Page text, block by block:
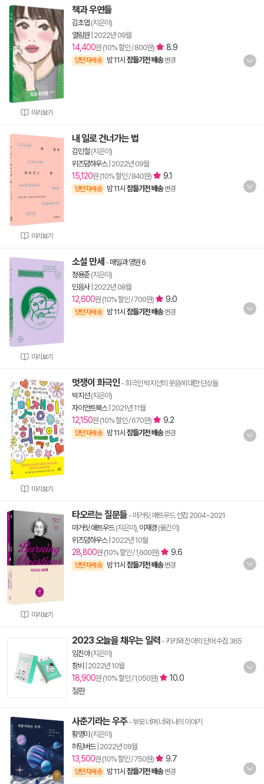
미리보기
책과 우연들
김초엽 (지은이)
열림원 2022년 09월
14,400원 (10% 할인 / 800원) 8.9
양탄자배송 밤 11시 잠들기전 배송 변경
미리보기
내 일로 건너가는 법
김민철 (지은이)
위즈덤하우스| 2022년 09월
15,120원 (10% 할인 / 840원) 9.1
양탄자배송 밤 11시 잠들기전 배송 변경
미리보기
소설 만세 - 매일과 영원 6
정용준(지은이)
민음사| 2022년 08월
12,600원 (10% 할인 / 700원) 9.0
양탄자배송 밤 11시 잠들기전 배송 변경
미리보기
멋쟁이 희극인- 희극인 박지선의 웃음에 대한 단상들
박지선(지은이)
자이언트북스| 2021년 11월
12,150원 (10% 할인 / 670원) 9.2
양탄자배송 밤 11시 잠들기전 배송 변경
미리보기
타오르는 질문들 - 마거릿 애트우드 선집 2004~2021
마거릿 애트우드(지은이), 이재경 (옮긴이)
위즈덤하우스| 2022년 10월
28,800원 (10% 할인 / 1,600원) 9.6
양탄자배송 밤 11시 잠들기전 배송 변경
2023 오늘을 채우는 일력 - 키키와 진아의 단어 수집 365
임진아(지은이)
창비
2022년 10월
18,900원 (10% 할인 / 1,050원)
10.0
절판
사춘기라는 우주- 부모 너머 너와 나의 이야기
황영미 (지은이)
허밍버드| 2022년 09월
13,500원 (10% 할인 / 750원) 9.7
양탄자배송 밤 11시 잠들기전 배송 변경